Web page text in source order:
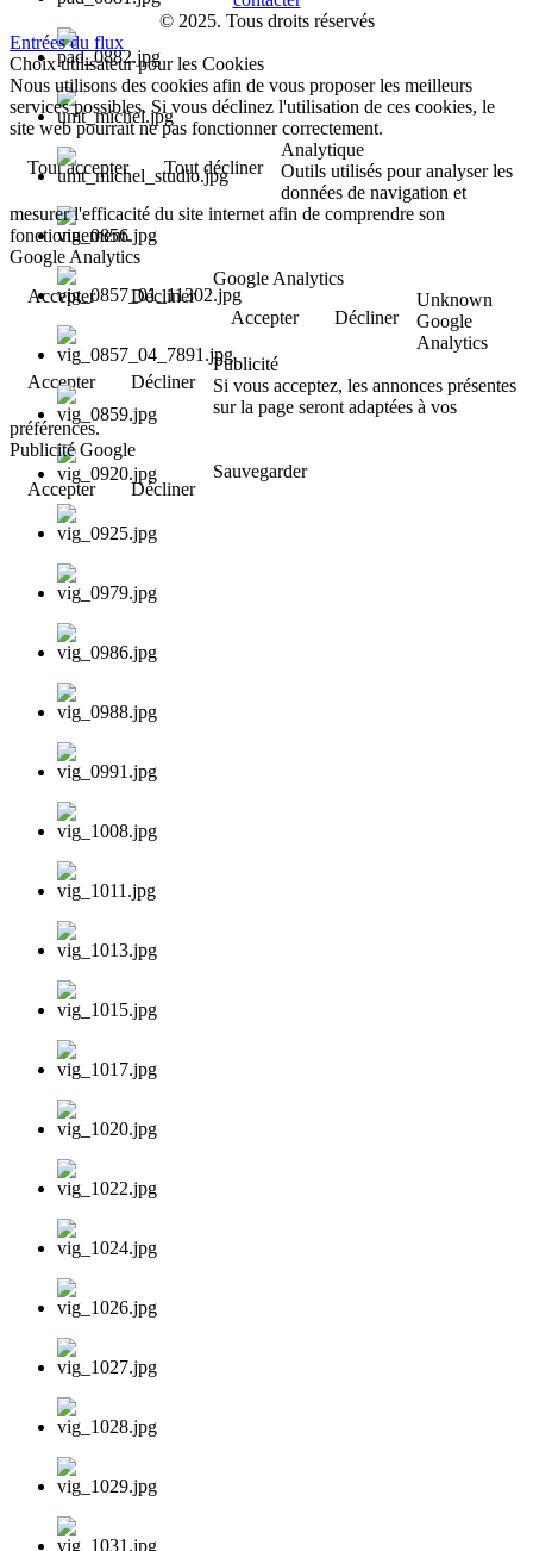
© 2025. Tous droits réservés
Entrées du flux
Choix utilisateur pour les Cookies
Nous utilisons des cookies afin de vous proposer les meilleurs
services possibles. Si vous déclinez l'utilisation de ces cookies, le
site web pourrait ne pas fonctionner correctement.
Tout accepter
Tout décliner
Analytique
Outils utilisés pour analyser les
données de navigation et
mesurer l'efficacité du site internet afin de comprendre son
fonctionnement.
Google Analytics
Accepter
Décliner
Google Analytics
Accepter
Décliner
Unknown
Google
Analytics
Accepter
Décliner
Publicité
Si vous acceptez, les annonces présentes
sur la page seront adaptées à vos
préférences.
Publicité Google
Accepter
Décliner
Sauvegarder